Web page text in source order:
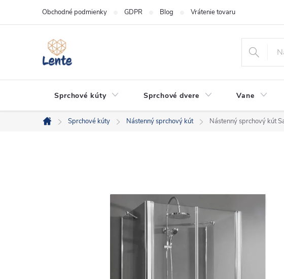
Obchodné podmienky GDPR Blog Vrátenie tovaru
Sprchové kúty Sprchové dvere Vane
Domov
Sprchové kúty Nástenný sprchový kút Nástenný sprchový kút